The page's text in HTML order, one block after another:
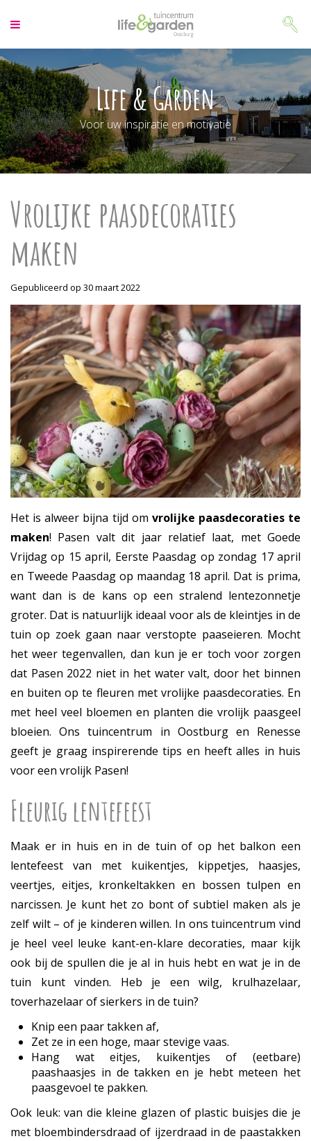
a
a
r
c
o
n
t
e
n
Life & Garden
Voor uw inspiratie en motivatie
Vrolijke paasdecoraties
maken
Gepubliceerd op 30 maart 2022
Het is alweer bijna tijd om vrolijke paasdecoraties te
maken! Pasen valt dit jaar relatief laat, met Goede
Vrijdag op 15 april, Eerste Paasdag op zondag 17 april
en Tweede Paasdag op maandag 18 april. Dat is prima,
want dan is de kans op een stralend lentezonnetje
groter. Dat is natuurlijk ideaal voor als de kleintjes in de
tuin op zoek gaan naar verstopte paaseieren. Mocht
het weer tegenvallen, dan kun je er toch voor zorgen
dat Pasen 2022 niet in het water valt, door het binnen
en buiten op te fleuren met vrolijke paasdecoraties. En
met heel veel bloemen en planten die vrolijk paasgeel
bloeien. Ons tuincentrum in Oostburg en Renesse
geeft je graag inspirerende tips en heeft alles in huis
voor een vrolijk Pasen!
Fleurig lentefeest
Maak er in huis en in de tuin of op het balkon een
lentefeest van met kuikentjes, kippetjes, haasjes,
veertjes, eitjes, kronkeltakken en bossen tulpen en
narcissen. Je kunt het zo bont of subtiel maken als je
zelf wilt – of je kinderen willen. In ons tuincentrum vind
je heel veel leuke kant-en-klare decoraties, maar kijk
ook bij de spullen die je al in huis hebt en wat je in de
tuin kunt vinden. Heb je een wilg, krulhazelaar,
toverhazelaar of sierkers in de tuin?
Knip een paar takken af,
Zet ze in een hoge, maar stevige vaas.
Hang wat eitjes, kuikentjes of (eetbare)
paashaasjes in de takken en je hebt meteen het
paasgevoel te pakken.
Ook leuk: van die kleine glazen of plastic buisjes die je
met bloembindersdraad of ijzerdraad in de paastakken